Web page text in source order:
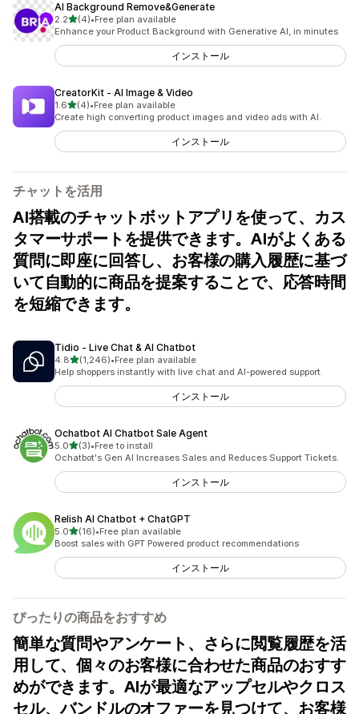
AI Background Remove&Generate
2.25つ星中
(4)
合計レビュー数：4件
•Free plan available
Enhance your Product Background with Generative AI, in minutes
インストール
CreatorKit ‑ AI Image & Video
1.65つ星中
(4)
合計レビュー数：4件
•Free plan available
Create high converting product images and video ads with AI.
インストール
チャットを活用
AI搭載のチャットボットアプリを使って、カス
タマーサポートを提供できます。AIがよくある
質問に即座に回答し、お客様の購入履歴に基づ
いて自動的に商品を提案することで、応答時間
を短縮できます。
Tidio ‑ Live Chat & AI Chatbot
4.85つ星中
(1,246)
合計レビュー数：1246件
•Free plan available
Help shoppers instantly with live chat and AI-powered support.
インストール
Ochatbot AI Chatbot Sale Agent
5.05つ星中
(3)
合計レビュー数：3件
•Free to install
Ochatbot's Gen AI Increases Sales and Reduces Support Tickets.
インストール
Relish AI Chatbot + ChatGPT
5.05つ星中
(16)
合計レビュー数：16件
•Free plan available
Boost sales with GPT Powered product recommendations
インストール
ぴったりの商品をおすすめ
簡単な質問やアンケート、さらに閲覧履歴を活
用して、個々のお客様に合わせた商品のおすす
めができます。AIが最適なアップセルやクロス
セル、バンドルのオファーを見つけて、お客様